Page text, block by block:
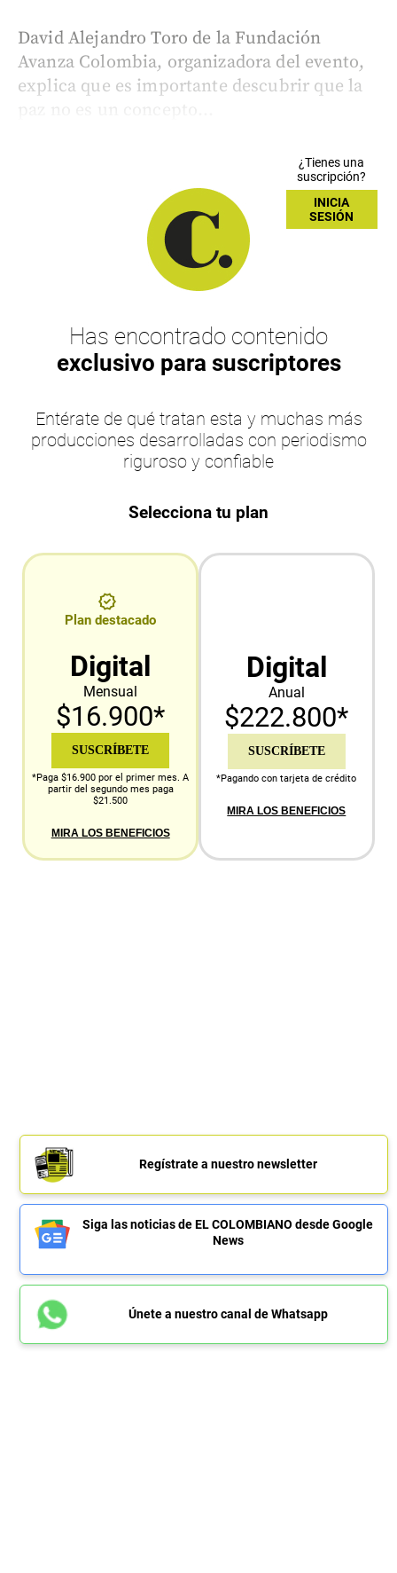
David Alejandro Toro de la Fundación
Avanza Colombia, organizadora del evento,
explica que es importante descubrir que la
¿Tienes una
suscripción?
INICIA
SESIÓN
Has encontrado contenido
exclusivo para suscriptores
Entérate de qué tratan esta y muchas más
producciones desarrolladas con periodismo
riguroso y confiable
Selecciona tu plan
Plan destacado
Digital
Mensual
$16.900*
SUSCRÍBETE
*Paga $16.900 por el primer mes. A
partir del segundo mes paga
$21.500
MIRA LOS BENEFICIOS
Digital
Anual
$222.800*
SUSCRÍBETE
*Pagando con tarjeta de crédito
MIRA LOS BENEFICIOS
Regístrate a nuestro newsletter
Siga las noticias de EL COLOMBIANO desde Google
News
Únete a nuestro canal de Whatsapp